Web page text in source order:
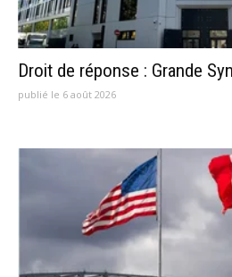
Droit de réponse : Grande
publié le 6 août 2026